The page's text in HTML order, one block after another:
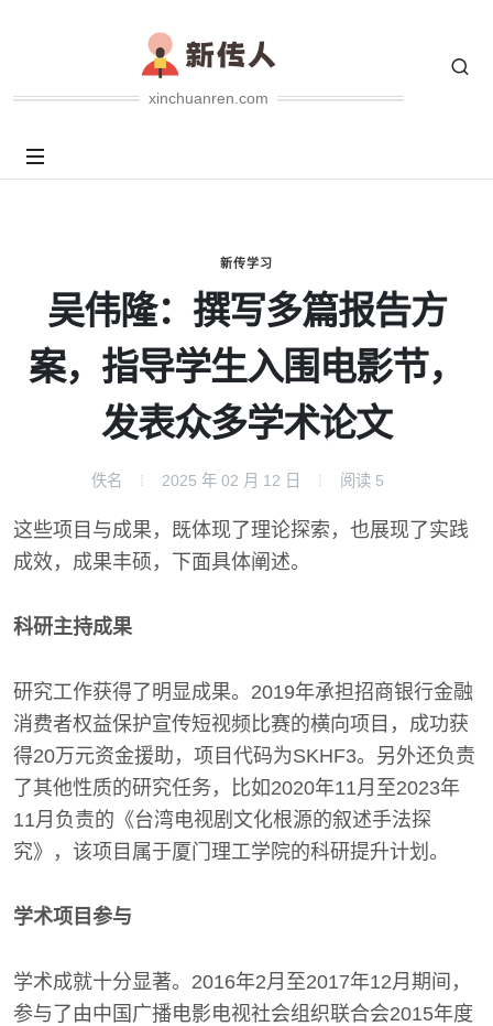
xinchuanren.com
新传学习
吴伟隆：撰写多篇报告方
案，指导学生入围电影节，
发表众多学术论文
佚名 2025 年 02 月 12 日 阅读 5
这些项目与成果，既体现了理论探索，也展现了实践
成效，成果丰硕，下面具体阐述。
科研主持成果
研究工作获得了明显成果。2019年承担招商银行金融
消费者权益保护宣传短视频比赛的横向项目，成功获
得20万元资金援助，项目代码为SKHF3。另外还负责
了其他性质的研究任务，比如2020年11月至2023年
11月负责的《台湾电视剧文化根源的叙述手法探
究》，该项目属于厦门理工学院的科研提升计划。
学术项目参与
学术成就十分显著。2016年2月至2017年12月期间，
参与了由中国广播电影电视社会组织联合会2015年度